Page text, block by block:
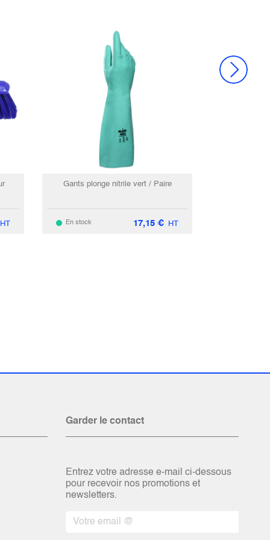
HT
Gants plonge nitrile vert / Paire
En stock 17,15 € HT
Garder le contact
Entrez votre adresse e-mail ci-dessous
pour recevoir nos promotions et
newsletters.